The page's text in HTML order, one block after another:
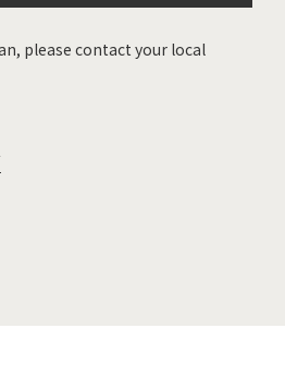
please contact your local